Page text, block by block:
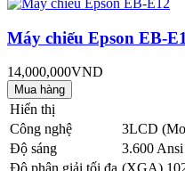
Máy chiếu Epson EB-
14,000,000VND
Hiển thị
Công nghệ
3LCD
Độ sáng
3.600